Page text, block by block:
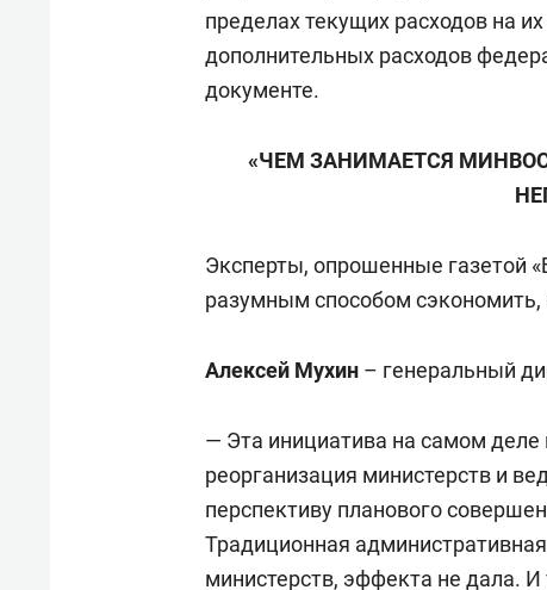
пределах текущих расходов на
дополнительных расходов
документе.
«ЧЕМ ЗАНИМАЕТСЯ
Эксперты, опрошенные газетой
разумным способом
Алексей Мухин – генеральный
— Эта инициатива на самом деле
реорганизация министерств и
перспективу планового
Традиционная
министерств, эффекта не дала.